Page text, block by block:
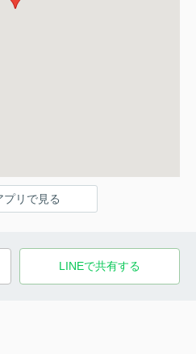
プリで見る
LINEで共有する